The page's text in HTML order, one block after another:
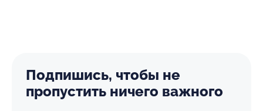
Подпишись, чтобы не
пропустить ничего важного